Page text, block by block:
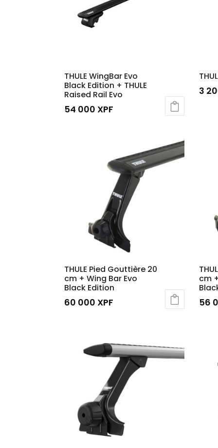
THULE WingBar Evo
Black Edition + THULE
Raised Rail Evo
54 000 XPF
3
THULE Pied Gouttière 20
cm + Wing Bar Evo
Black Edition
60 000 XPF
cm
56